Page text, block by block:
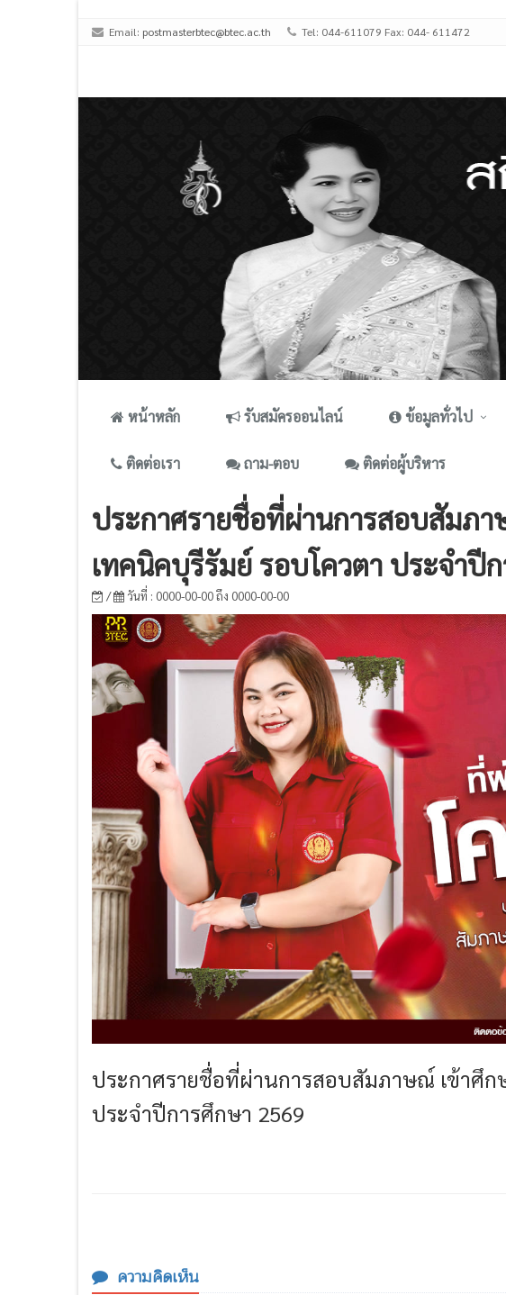
Email: postmasterbtec@btec.ac.th Tel: 044-611079 Fax: 044- 611472
หน้าหลัก รับสมัครออนไลน์ ข้อมูลทั่วไป
ติดต่อเรา ถาม-ตอบ ติดต่อผู้บริหาร
ประกาศรายชื่อที่ผ่านการสอบสัมภ
เทคนิคบุรีรัมย์ รอบโควตา ประจำปี
/ วันที่ : 0000-00-00 ถึง 0000-00-00
ประกาศรายชื่อที่ผ่านการสอบสัมภาษณ์ เข้าศึ
ประจำปีการศึกษา 2569
ความคิดเห็น